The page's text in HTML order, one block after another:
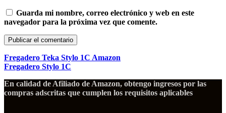
Guarda mi nombre, correo electrónico y web en este
navegador para la próxima vez que comente.
Fregadero Teka Stylo 1C Amazon
Fregadero Stylo 1C
En calidad de Afiliado de Amazon, obtengo ingresos por las
compras adscritas que cumplen los requisitos aplicables